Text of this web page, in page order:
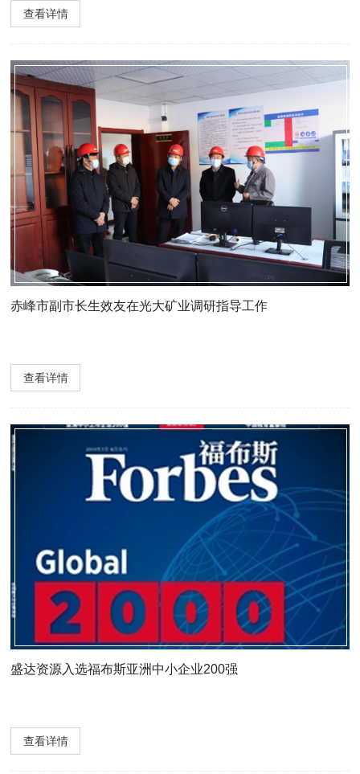
查看详情
赤峰市副市长生效友在光大矿业调研指导工作
查看详情
盛达资源入选福布斯亚洲中小企业200强
查看详情